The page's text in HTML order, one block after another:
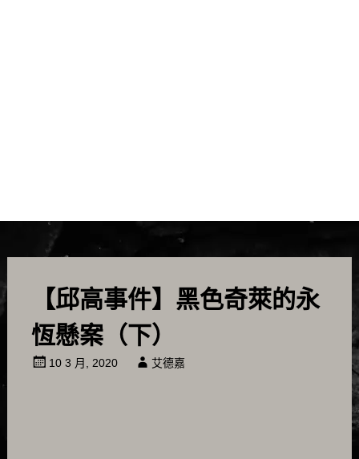
【邱高事件】黑色奇萊的永
恆懸案（下）
10 3 月, 2020 艾德嘉